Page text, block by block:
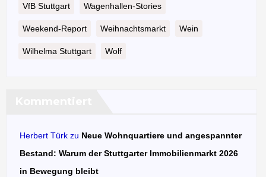
VfB Stuttgart Wagenhallen-Stories
Weekend-Report Weihnachtsmarkt Wein
Wilhelma Stuttgart Wolf
Herbert Türk zu Neue Wohnquartiere und angespannter
Bestand: Warum der Stuttgarter Immobilienmarkt 2026
in Bewegung bleibt